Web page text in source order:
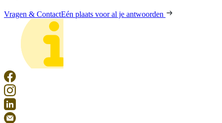
Vragen & ContactEén plaats voor al je antwoorden